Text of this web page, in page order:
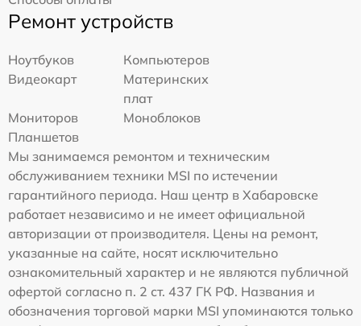
Ремонт устройств
Ноутбуков
Компьютеров
Видеокарт
Материнских
плат
Мониторов
Моноблоков
Планшетов
Мы занимаемся ремонтом и техническим
обслуживанием техники MSI по истечении
гарантийного периода. Наш центр в Хабаровске
работает независимо и не имеет официальной
авторизации от производителя. Цены на ремонт,
указанные на сайте, носят исключительно
ознакомительный характер и не являются публичной
офертой согласно п. 2 ст. 437 ГК РФ. Названия и
обозначения торговой марки MSI упоминаются только